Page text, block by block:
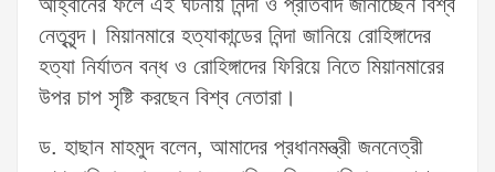
নেতৃবৃন্দ। মিয়ানমারে হত্যাকান্ডের নিন্দা জানিয়ে রোহিঙ্গাদের
হত্যা নির্যাতন বন্ধ ও রোহিঙ্গাদের ফিরিয়ে নিতে মিয়ানমারের
উপর চাপ সৃষ্টি করছেন বিশ্ব নেতারা।
ড. হাছান মাহমুদ বলেন, আমাদের প্রধানমন্ত্রী জননেত্রী